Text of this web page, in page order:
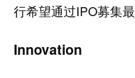
行希望通过IPO募集最
Innovation